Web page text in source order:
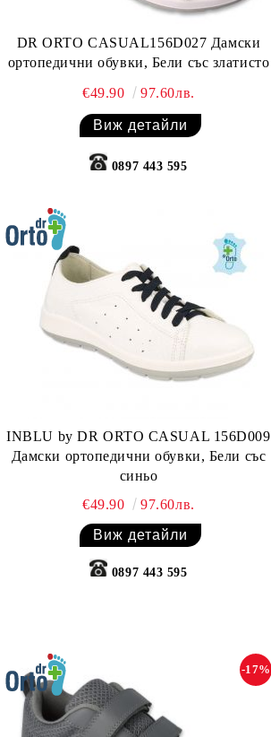
DR ORTO CASUAL156D027 Дамски
ортопедични обувки, Бели със златисто
€49.90 97.60лв.
Виж детайли
0897 443 595
INBLU by DR ORTO CASUAL 156D009
Дамски ортопедични обувки, Бели със
синьо
€49.90
97.60лв.
Виж детайли
0897 443 595
-17%